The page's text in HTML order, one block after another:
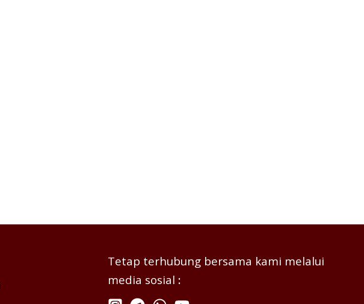
Tetap terhubung bersama kami melalui
media sosial :